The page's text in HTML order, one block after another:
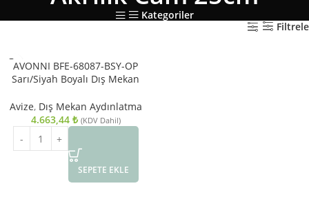
Kategoriler
Filtrele
AVONNI BFE-68087-BSY-OP
Sarı/Siyah Boyalı Dış Mekan
Döküm Dip Akrilik Cam 25cm
Avize, Dış Mekan Aydınlatma
4.663,44 ₺ (KDV Dahil)
SEPETE EKLE